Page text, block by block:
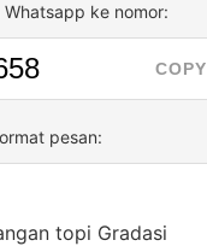
ke nomor:
COPY
pesan:
topi Gradasi